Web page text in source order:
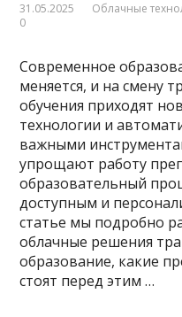
31.05.2025 Облачные
0
Современное
меняется, и на смену
обучения приходят
технологии и
важными
упрощают работу
образовательный
доступным и
статье мы подробно
облачные решения
образование, какие
стоят перед этим …